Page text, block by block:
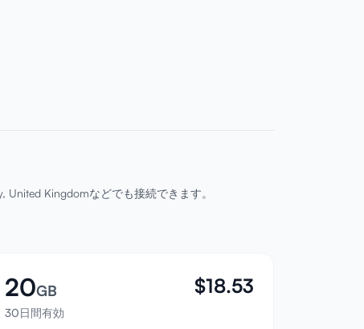
United Kingdomなどでも接続できます。
20GB
30日間有効
$18.53